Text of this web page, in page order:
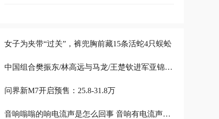
女子为夹带“过关”，裤兜胸前藏15条活蛇4只蜈蚣
中国组合樊振东/林高远与马龙/王楚钦进军亚锦赛男双决赛，实力碾压韩国组合
问界新M7开启预售：25.8-31.8万
音响嗡嗡的响电流声是怎么回事 音响有电流声嗡嗡嗡嗡